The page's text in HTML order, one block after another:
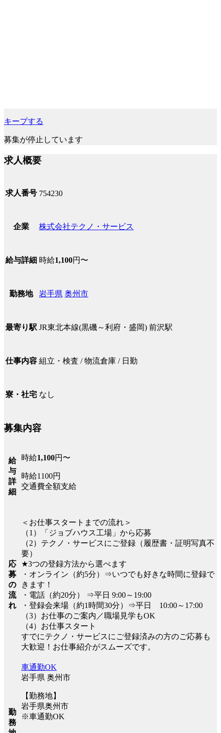
キープする
募集が停止しています
求人概要
求人番号 754230
企業 株式会社テクノ・サービス
給与詳細 時給1,100円〜
勤務地 岩手県 奥州市
最寄り駅 JR東北本線(黒磯～利府・盛岡) 前沢駅
仕事内容 組立・検査 / 物流倉庫 / 日勤
寮・社宅 なし
募集内容
給
与
詳
細
時給1,100円〜
時給1100円
交通費全額支給
応
募
の
流
れ
＜お仕事スタートまでの流れ＞
（1）「ジョブハウス工場」から応募
（2）テクノ・サービスにご登録（履歴書・証明写真不
要）
★3つの登録方法から選べます
・オンライン（約5分）⇒いつでも好きな時間に登録で
きます！
・電話（約20分） ⇒平日 9:00～19:00
・登録会来場（約1時間30分）⇒平日 10:00～17:00
（3）お仕事のご案内／職場見学もOK
（4）お仕事スタート
すでにテクノ・サービスにご登録済みの方のご応募も
大歓迎！お仕事紹介がスムーズです。
勤
務
車通勤OK
岩手県 奥州市
【勤務地】
岩手県奥州市
※車通勤OK